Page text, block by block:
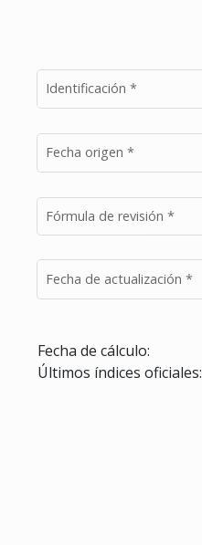
Identificación *
Fecha origen *
Fórmula de revisión *
Fecha de actualización *
Fecha de cálculo:
Últimos índices oficiales: